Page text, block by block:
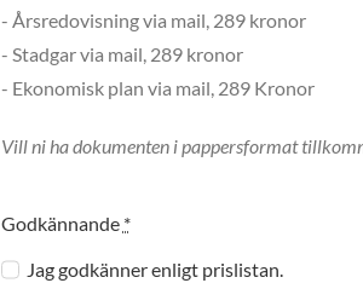
- Årsredovisning via mail, 289 kronor
- Stadgar via mail, 289 kronor
- Ekonomisk plan via mail, 289 Kronor
Vill ni ha dokumenten i pappersformat
Godkännande *
Jag godkänner enligt prislistan.